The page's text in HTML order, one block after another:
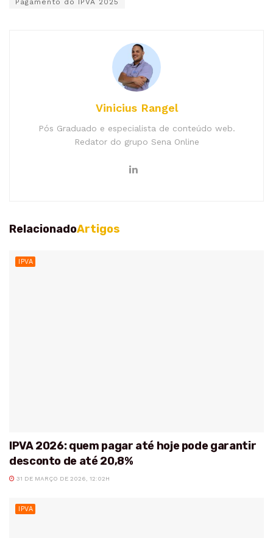
Vinicius Rangel
Pós Graduado e especialista de conteúdo web.
Redator do grupo Sena Online
RelacionadoArtigos
IPVA
IPVA 2026: quem pagar até hoje pode garantir
desconto de até 20,8%
31 DE MARÇO DE 2026, 12:02H
IPVA